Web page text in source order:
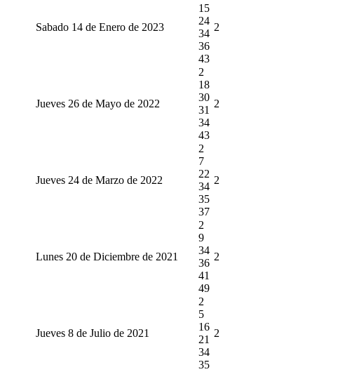
Sabado 14 de Enero de 2023
15
24
34
36
43
2
Jueves 26 de Mayo de 2022
2
18
30
31
34
43
2
Jueves 24 de Marzo de 2022
2
7
22
34
35
37
2
Lunes 20 de Diciembre de 2021
2
9
34
36
41
49
2
Jueves 8 de Julio de 2021
2
5
16
21
34
35
2